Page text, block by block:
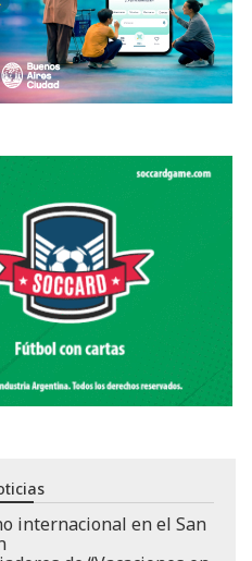
internacional en el San